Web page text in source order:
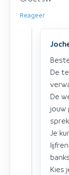
Reageer
De
De
jouw
Je
Kies